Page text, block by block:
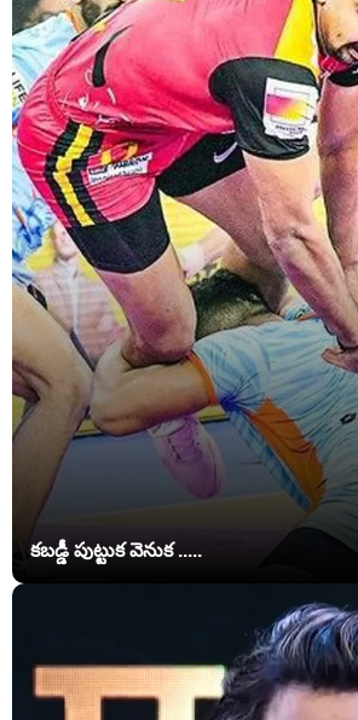
కబడ్డీ పుట్టుక వెనుక .....